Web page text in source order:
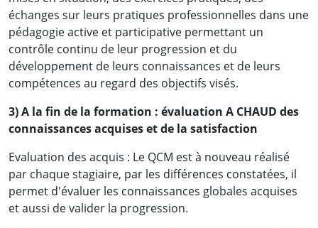
échanges sur leurs pratiques professionnelles dans une
pédagogie active et participative permettant un
contrôle continu de leur progression et du
développement de leurs connaissances et de leurs
compétences au regard des objectifs visés.
3) A la fin de la formation : évaluation A CHAUD des
connaissances acquises et de la satisfaction
Evaluation des acquis : Le QCM est à nouveau réalisé
par chaque stagiaire, par les différences constatées, il
permet d'évaluer les connaissances globales acquises
et aussi de valider la progression.